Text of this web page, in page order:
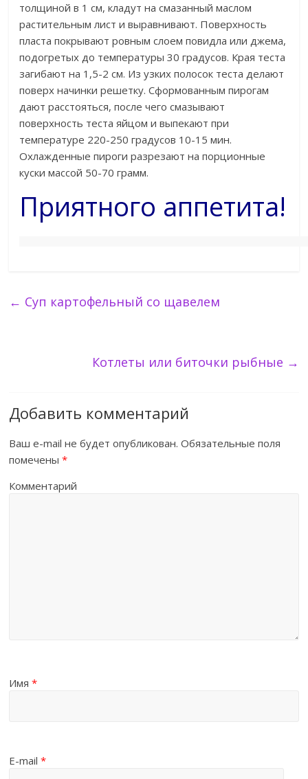
толщиной в 1 см, кладут на смазанный маслом
растительным лист и выравнивают. Поверхность
пласта покрывают ровным слоем повидла или джема,
подогретых до температуры 30 градусов. Края теста
загибают на 1,5-2 см. Из узких полосок теста делают
поверх начинки решетку. Сформованным пирогам
дают расстояться, после чего смазывают
поверхность теста яйцом и выпекают при
температуре 220-250 градусов 10-15 мин.
Охлажденные пироги разрезают на порционные
куски массой 50-70 грамм.
Приятного аппетита!
← Суп картофельный со щавелем
Котлеты или биточки рыбные →
Добавить комментарий
Ваш e-mail не будет опубликован. Обязательные поля
помечены*
Комментарий
Имя*
E-mail*